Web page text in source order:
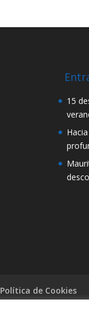
15
Política de Cookies